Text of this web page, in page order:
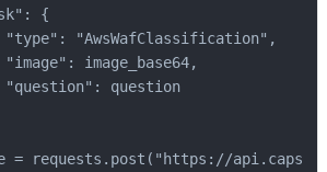
{
"AwsWafClassification",
image_base64,
"question": question
= requests.post("https://